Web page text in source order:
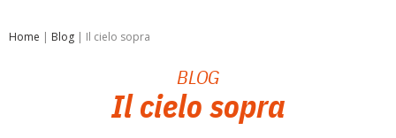
Home | Blog| Il cielo sopra
BLOG
Il cielo sopra